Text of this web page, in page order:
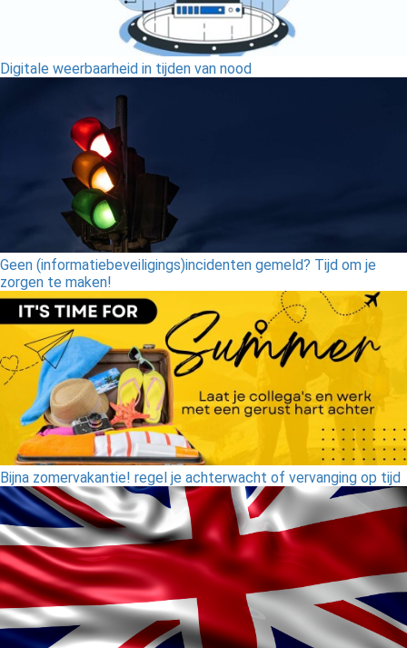
Digitale weerbaarheid in tijden van nood
Geen (informatiebeveiligings)incidenten gemeld? Tijd om je
zorgen te maken!
Bijna zomervakantie! regel je achterwacht of vervanging op tijd